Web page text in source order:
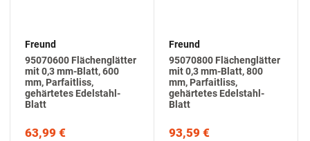
Freund
95070600 Flächenglätter
mit 0,3 mm-Blatt, 600
mm, Parfaitliss,
gehärtetes Edelstahl-
Blatt
63,99 €
Freund
95070800 Flächenglätter
mit 0,3 mm-Blatt, 800
mm, Parfaitliss,
gehärtetes Edelstahl-
Blatt
93,59 €